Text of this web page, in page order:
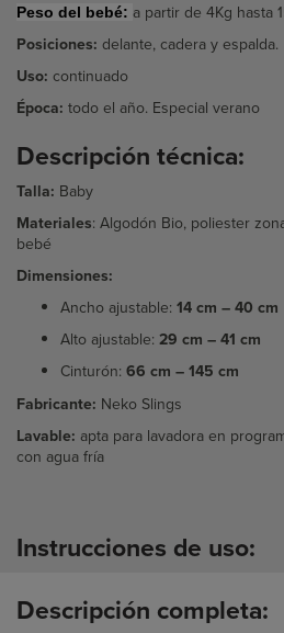
Peso del bebé: a partir de 4Kg hasta
Posiciones: delante, cadera y espalda.
Uso: continuado
Época: todo el año. Especial verano
Descripción técnica:
Talla: Baby
Materiales: Algodón Bio, poliester
bebé
Dimensiones:
Ancho ajustable: 14 cm – 40 cm
Alto ajustable: 29 cm – 41 cm
Cinturón: 66 cm – 145 cm
Fabricante: Neko Slings
Lavable: apta para lavadora en
con agua fría
Instrucciones de uso:
Descripción completa: